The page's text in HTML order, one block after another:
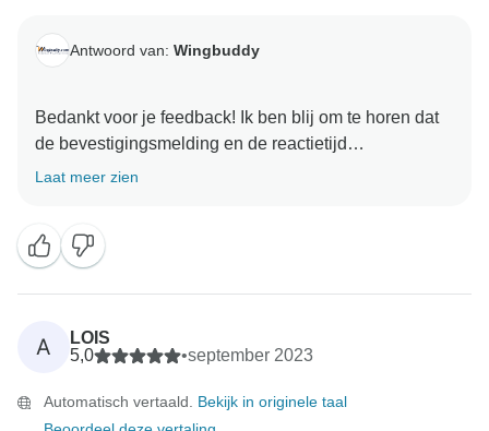
Antwoord van: Wingbuddy
Bedankt voor je feedback! Ik ben blij om te horen dat
de bevestigingsmelding en de reactietijd
geruststellend waren. Het is fijn om te weten dat de
Laat meer zien
A
LOIS
5,0
•september 2023
Automatisch vertaald. Bekijk in originele taal